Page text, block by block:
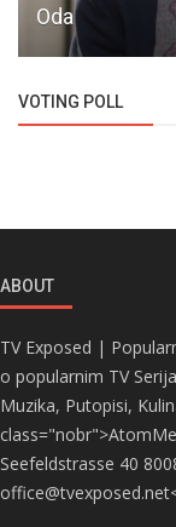
Oda
VOTING POLL
ABOUT
TV Exposed |
o popularnim TV
Muzika, Putopisi,
Seefeldstrasse 40